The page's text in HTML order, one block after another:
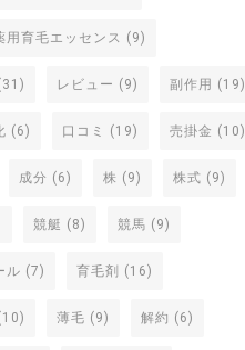
用育毛エッセンス (9)
レビュー (9) 副作用 (19)
(6) 口コミ (19) 売掛金 (10)
成分 (6) 株 (9) 株式 (9)
競艇 (8) 競馬 (9)
ル (7) 育毛剤 (16)
薄毛 (9) 解約 (6)